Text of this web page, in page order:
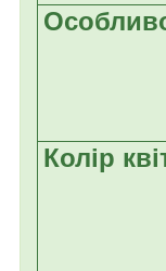
Колір